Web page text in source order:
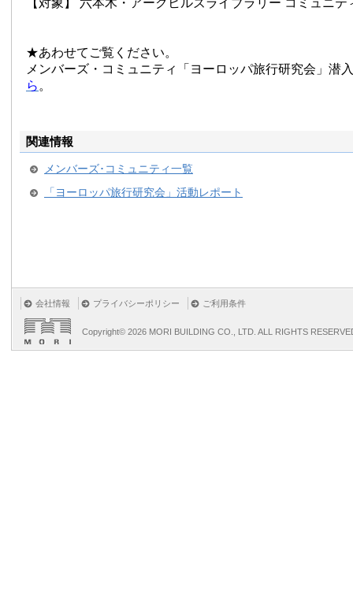
【対象】 六本木・アークヒルズライブラリー コミュニテ
★あわせてご覧ください。
メンバーズ・コミュニティ「 ヨーロッパ旅行研究会 」潜
ら 。
関連情報
メンバーズ･コミュニティ一覧
「ヨーロッパ旅行研究会」活動レポート
会社情報 プライバシーポリシー ご利用条件
Copyright© 2026 MORI BUILDING CO., LTD. ALL RIGHTS